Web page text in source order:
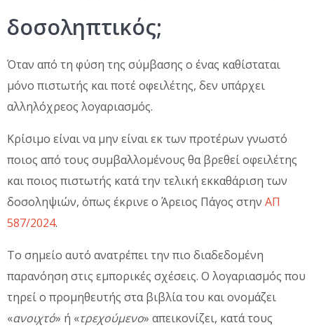
δοσοληπτικός;
Όταν από τη φύση της σύμβασης ο ένας καθίσταται
μόνο πιστωτής και ποτέ οφειλέτης, δεν υπάρχει
αλληλόχρεος λογαριασμός.
Κρίσιμο είναι να μην είναι εκ των προτέρων γνωστό
ποιος από τους συμβαλλομένους θα βρεθεί οφειλέτης
και ποιος πιστωτής κατά την τελική εκκαθάριση των
δοσοληψιών, όπως έκρινε ο Άρειος Πάγος στην ΑΠ
587/2024.
Το σημείο αυτό ανατρέπει την πιο διαδεδομένη
παρανόηση στις εμπορικές σχέσεις. Ο λογαριασμός που
τηρεί ο προμηθευτής στα βιβλία του και ονομάζει
«ανοιχτό» ή «τρεχούμενο» απεικονίζει, κατά τους